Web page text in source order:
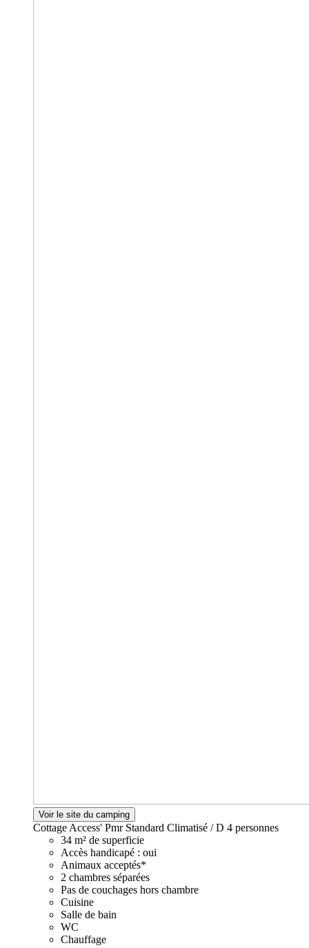
Voir le site du camping
Cottage Access' Pmr Standard Climatisé / D 4 personnes
34 m² de superficie
Accès handicapé : oui
Animaux acceptés*
2 chambres séparées
Pas de couchages hors chambre
Cuisine
Salle de bain
WC
Chauffage